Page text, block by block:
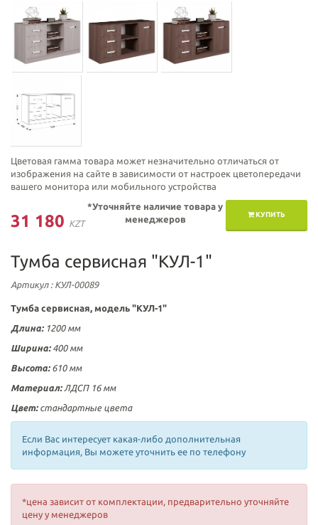
Цветовая гамма товара может незначительно отличаться от
изображения на сайте в зависимости от настроек цветопередачи
вашего монитора или мобильного устройства
31 180 KZT
КУПИТЬ
*Уточняйте наличие товара у
менеджеров
Тумба сервисная "КУЛ-1"
Артикул: КУЛ-00089
Тумба сервисная, модель "КУЛ-1"
Длина: 1200 мм
Ширина: 400 мм
Высота: 610 мм
Материал: ЛДСП 16 мм
Цвет: стандартные цвета
Если Вас интересует какая-либо дополнительная
информация, Вы можете уточнить ее по телефону
*цена зависит от комплектации, предварительно уточняйте
цену у менеджеров